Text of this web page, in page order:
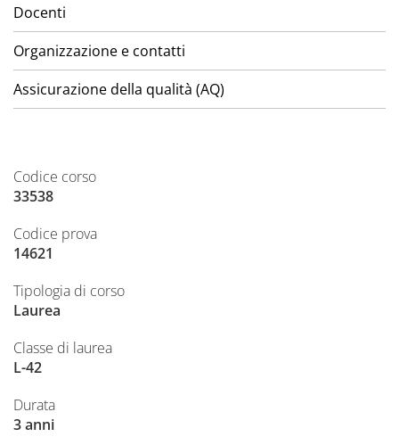
Docenti
Organizzazione e contatti
Assicurazione della qualità (AQ)
Codice corso
33538
Codice prova
14621
Tipologia di corso
Laurea
Classe di laurea
L-42
Durata
3 anni